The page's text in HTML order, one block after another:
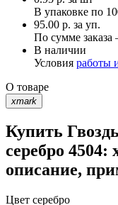
В упаковке по
95.00 р. за уп.
По сумме заказа
В наличии
Условия работы
О товаре
xmark
Купить
серебро 4504:
описание,
Цвет серебро